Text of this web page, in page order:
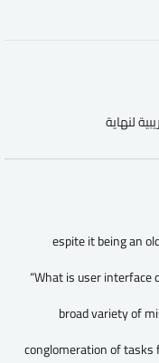
لنهاية
espite it being an
“What is user interface
broad variety of
conglomeration of tasks